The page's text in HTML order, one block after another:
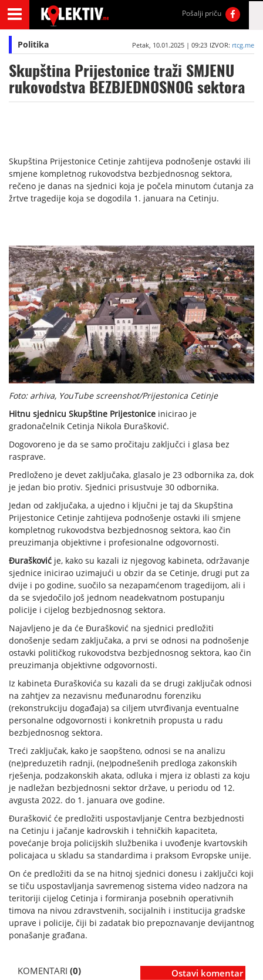
Pošalji priču
Politika Petak, 10.01.2025 | 09:23 IZVOR: rtcg.me
Skupština Prijestonice traži SMJENU
rukovodstva BEZBJEDNOSNOG sektora
Skupština Prijestonice Cetinje zahtijeva podnošenje ostavki ili
smjene kompletnog rukovodstva bezbjednosnog sektora,
rečeno je danas na sjednici koja je počela minutom ćutanja za
žrtve tragedije koja se dogodila 1. januara na Cetinju.
Foto: arhiva, YouTube screenshot/Prijestonica Cetinje
Hitnu sjednicu Skupštine Prijestonice inicirao je
gradonačelnik Cetinja Nikola Đurašković.
Dogovoreno je da se samo pročitaju zaključci i glasa bez
rasprave.
Predloženo je devet zaključaka, glasalo je 23 odbornika za, dok
je jedan bio protiv. Sjednici prisustvuje 30 odbornika.
Jedan od zaključaka, a ujedno i ključni je taj da Skupština
Prijestonice Cetinje zahtijeva podnošenje ostavki ili smjene
kompletnog rukovodstva bezbjednosnog sektora, kao čin
preuzimanja objektivne i profesionalne odgovornosti.
Đurašković je, kako su kazali iz njegovog kabineta, održavanje
sjednice inicirao uzimajući u obzir da se Cetinje, drugi put za
dvije i po godine, suočilo sa nezapamćenom tragedijom, ali i
da se svjedočilo još jednom neadekvatnom postupanju
policije i cijelog bezbjednosnog sektora.
Najavljeno je da će Đurašković na sjednici predložiti
donošenje sedam zaključaka, a prvi se odnosi na podnošenje
ostavki političkog rukovodstva bezbjednosnog sektora, kao čin
preuzimanja objektivne odgovornosti.
Iz kabineta Đuraškovića su kazali da se drugi zaključak odnosi
na zahtjev za nezavisnu međunarodnu forenziku
(rekonstrukciju događaja) sa ciljem utvrđivanja eventualne
personalne odgovornosti i konkretnih propusta u radu
bezbjednosnog sektora.
Treći zaključak, kako je saopšteno, odnosi se na analizu
(ne)preduzetih radnji, (ne)podnešenih predloga zakonskih
rješenja, podzakonskih akata, odluka i mjera iz oblasti za koju
je nadležan bezbjednosni sektor države, u periodu od 12.
avgusta 2022. do 1. januara ove godine.
Đurašković će predložiti uspostavljanje Centra bezbjednosti
na Cetinju i jačanje kadrovskih i tehničkih kapaciteta,
povećanje broja policijskih službenika i uvođenje kvartovskih
policajaca u skladu sa standardima i praksom Evropske unije.
On će predložiti da se na hitnoj sjednici donesu i zaključci koji
se tiču uspostavljanja savremenog sistema video nadzora na
teritoriji cijelog Cetinja i formiranja posebnih operativnih
timova na nivou zdravstvenih, socijalnih i institucija gradske
uprave i policije, čiji bi zadatak bio prepoznavanje devijantnog
ponašanje građana.
KOMENTARI (0) Ostavi komentar